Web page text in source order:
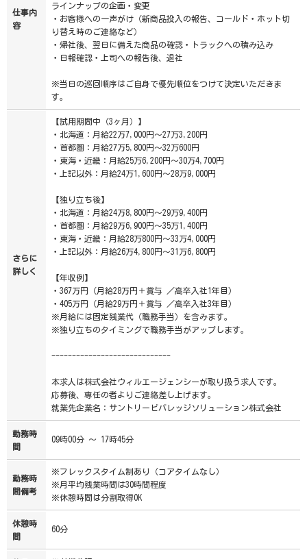
仕事内
容
ラインナップの企画・変更
・お客様への一声がけ（新商品投入の報告、コールド・ホット切
り替え時のご連絡など）
・帰社後、翌日に備えた商品の確認・トラックへの積み込み
・日報確認・上司への報告後、退社
※当日の巡回順序はご自身で優先順位をつけて決定いただきま
す。
さらに
詳しく
【試用期間中（3ヶ月）】
・北海道：月給22万7,000円～27万3,200円
・首都圏：月給27万5,800円～32万600円
・東海・近畿：月給25万6,200円～30万4,700円
・上記以外：月給24万1,600円～28万9,000円
【独り立ち後】
・北海道：月給24万8,800円～29万9,400円
・首都圏：月給29万6,900円～35万1,400円
・東海・近畿：月給28万800円～33万4,000円
・上記以外：月給26万4,800円～31万6,800円
【年収例】
・367万円（月給28万円＋賞与 ／高卒入社1年目）
・405万円（月給29万円＋賞与 ／高卒入社3年目）
※月給には固定残業代（職務手当）を含みます。
※独り立ちのタイミングで職務手当がアップします。
-----------------------------
本求人は株式会社ウィルエージェンシーが取り扱う求人です。
応募後、専任の者よりご連絡差し上げます。
就業先企業名：サントリービバレッジソリューション株式会社
勤務時
間
09時00分 ～ 17時45分
勤務時
間備考
※フレックスタイム制あり（コアタイムなし）
※月平均残業時間は30時間程度
※休憩時間は分割取得OK
休憩時
間
60分